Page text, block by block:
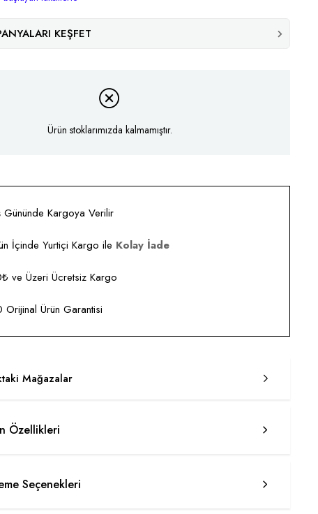
KEŞFET
Ürün stoklarımızda kalmamıştır.
Gününde Kargoya Verilir
İçinde Yurtiçi Kargo ile Kolay İade
ve Üzeri Ücretsiz Kargo
Orijinal Ürün Garantisi
Mağazalar
Özellikleri
Seçenekleri